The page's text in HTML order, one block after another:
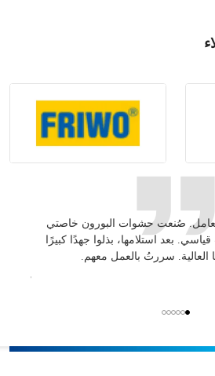
صُنعت حشوات البورون خاصتي
بعد استلامها، بذلوا جهدًا كبيرًا
العالية. سررتُ بالعمل معهم.
كانداو